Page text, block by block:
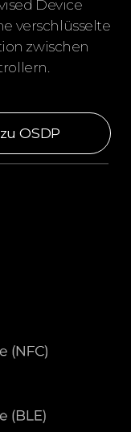
Device
verschlüsselte
zwischen
OSDP